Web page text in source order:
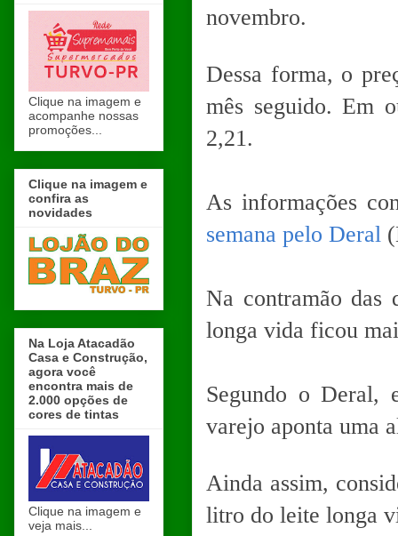
novembro.
Dessa forma, o
mês seguido. Em
2,21.
As informações
semana pelo Deral
Na contramão das
longa vida ficou
Segundo o Deral,
varejo aponta uma
Ainda assim,
litro do leite longa
Clique na imagem e
acompanhe nossas
promoções...
Clique na imagem e
confira as
novidades
Na Loja Atacadão
Casa e Construção,
agora você
encontra mais de
2.000 opções de
cores de tintas
Clique na imagem e
veja mais...